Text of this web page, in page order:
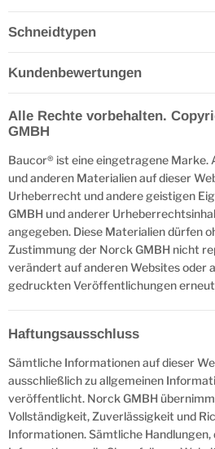
Schneidtypen
Kundenbewertungen
Alle Rechte vorbehalten.
GMBH
Baucor® ist eine eingetragene Marke.
und anderen Materialien auf dieser
Urheberrecht und andere geistigen
GMBH und anderer
angegeben. Diese Materialien dürfen
Zustimmung der Norck GMBH nicht
verändert auf anderen Websites oder
gedruckten Veröffentlichungen
Haftungsausschluss
Sämtliche Informationen auf dieser
ausschließlich zu allgemeinen
veröffentlicht. Norck GMBH
Vollständigkeit, Zuverlässigkeit und
Informationen. Sämtliche Handlungen,